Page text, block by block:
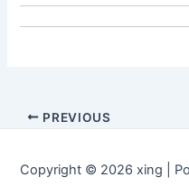
Post
PREVIOUS
Copyright © 2026 xing |